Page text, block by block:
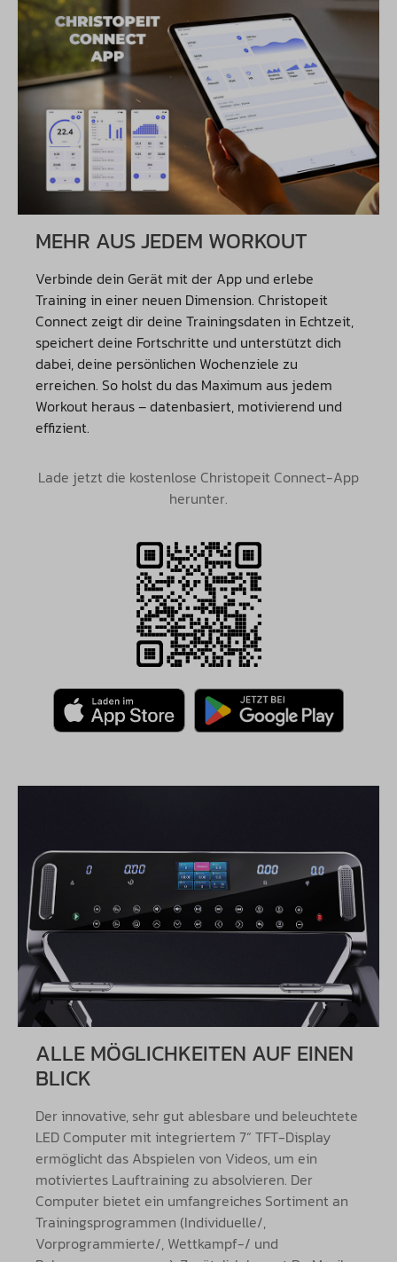
MEHR AUS JEDEM WORKOUT
Verbinde dein Gerät mit der App und erlebe
Training in einer neuen Dimension. Christopeit
Connect zeigt dir deine Trainingsdaten in Echtzeit,
speichert deine Fortschritte und unterstützt dich
dabei, deine persönlichen Wochenziele zu
erreichen. So holst du das Maximum aus jedem
Workout heraus – datenbasiert, motivierend und
effizient.
Lade jetzt die kostenlose Christopeit Connect-App
herunter.
ALLE MÖGLICHKEITEN AUF EINEN
BLICK
Der innovative, sehr gut ablesbare und beleuchtete
LED Computer mit integriertem 7“ TFT-Display
ermöglicht das Abspielen von Videos, um ein
motiviertes Lauftraining zu absolvieren. Der
Computer bietet ein umfangreiches Sortiment an
Trainingsprogrammen (Individuelle/,
Vorprogrammierte/, Wettkampf-/ und